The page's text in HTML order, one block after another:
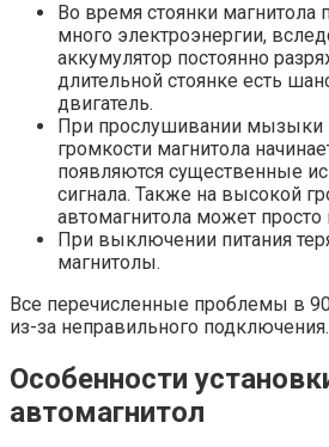
Во время стоянки магнитола
много электроэнергии,
аккумулятор постоянно
длительной стоянке есть
двигатель.
При прослушивании мызыки
громкости магнитола
появляются существенные
сигнала. Также на высокой
автомагнитола может
При выключении питания
магнитолы.
Все перечисленные проблемы в
из-за неправильного подключения.
Особенности
автомагнитол